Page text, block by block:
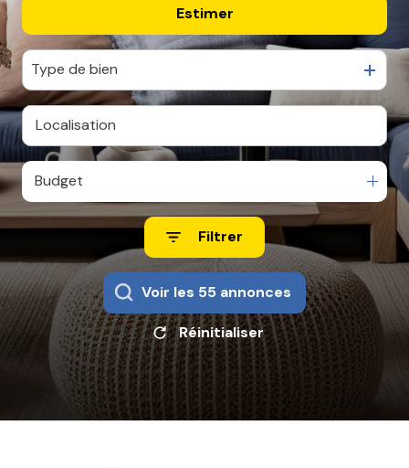
CONTACT
De l'immo pro
Estimer
Type de bien
Budget
Filtrer
Voir les 55 annonces
Réinitialiser